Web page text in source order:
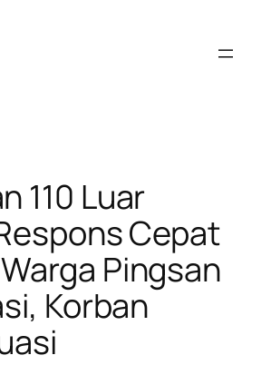
110 Luar
Cepat
Pingsan
Korban